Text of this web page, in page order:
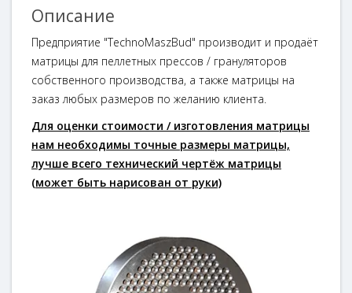
Описание
Предприятие "TechnoMaszBud" производит и продаёт
матрицы для пеллетных прессов / грануляторов
собственного производства, а также матрицы на
заказ любых размеров по желанию клиента.
Для оценки стоимости / изготовления матрицы
нам необходимы точные размеры матрицы,
лучше всего технический чертёж матрицы
(может быть нарисован от руки)